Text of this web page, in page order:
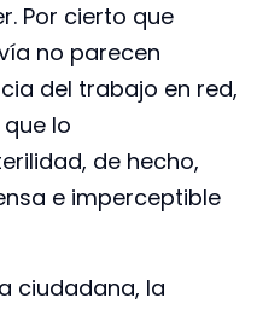
Por cierto que
no parecen
del trabajo en red,
lo
de hecho,
e imperceptible
ciudadana, la